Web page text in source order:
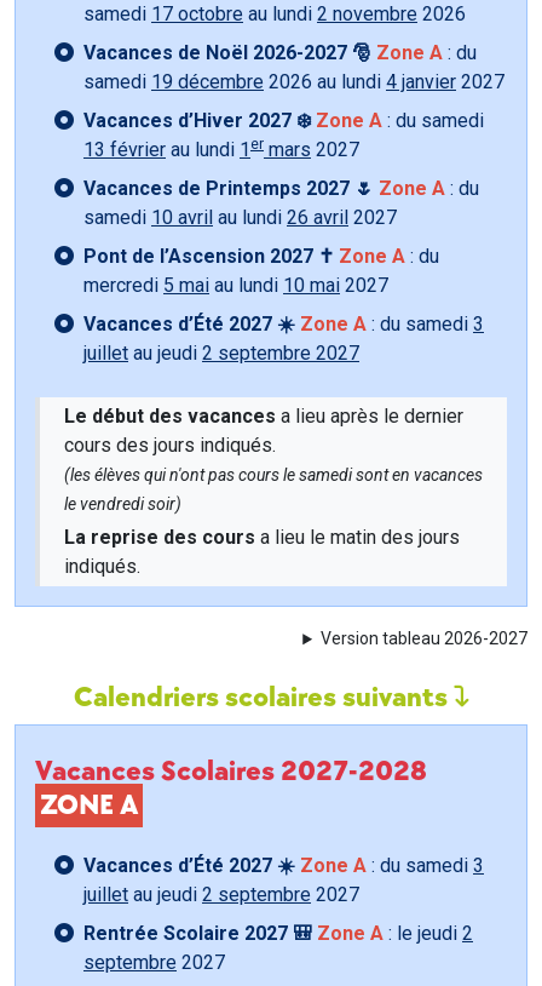
samedi 17 octobre au lundi 2 novembre 2026
Vacances de Noël 2026-2027 🎅 Zone A : du
samedi 19 décembre 2026 au lundi 4 janvier 2027
Vacances d’Hiver 2027 ❄️ Zone A : du samedi
13 février au lundi 1 er mars 2027
Vacances de Printemps 2027 🌷 Zone A : du
samedi 10 avril au lundi 26 avril 2027
Pont de l’Ascension 2027 ✝️ Zone A : du
mercredi 5 mai au lundi 10 mai 2027
Vacances d’Été 2027 ☀️ Zone A : du samedi 3
juillet au jeudi 2 septembre 2027
Le début des vacances a lieu après le dernier
cours des jours indiqués.
(les élèves qui n'ont pas cours le samedi sont en vacances
le vendredi soir)
La reprise des cours a lieu le matin des jours
indiqués.
Version tableau 2026-2027
Calendriers scolaires suivants
Vacances Scolaires 2027-2028
ZONE A
Vacances d’Été 2027 ☀️ Zone A : du samedi 3
juillet au jeudi 2 septembre 2027
Rentrée Scolaire 2027 🎒 Zone A : le jeudi 2
septembre 2027